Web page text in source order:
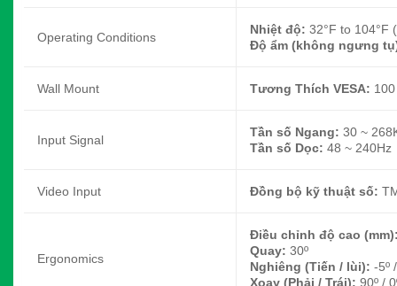
Operating Conditions
Nhiệt độ: 32°F to 104°F
Độ ẩm (không ngưng
Wall Mount Tương Thích VESA:
Input Signal
Tần số Ngang: 30 ~
Tần số Dọc: 48 ~ 240Hz
Video Input Đồng bộ kỹ thuật số:
Ergonomics
Điều chỉnh độ cao
Quay: 30º
Nghiêng (Tiến / lùi): -5º
Xoay (Phải / Trái): 90º /